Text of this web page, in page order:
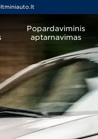
Popardaviminis
aptarnavimas